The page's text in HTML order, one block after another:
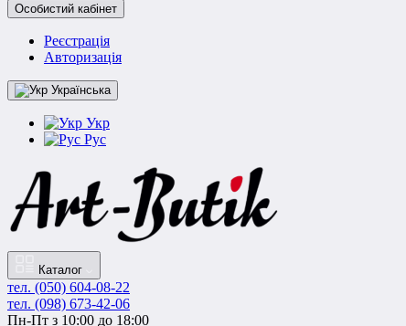
Особистий кабінет
Реєстрація
Авторизація
Українська
Укр
Рус
Каталог
тел. (050) 604-08-22
тел. (098) 673-42-06
Пн-Пт з 10:00 до 18:00